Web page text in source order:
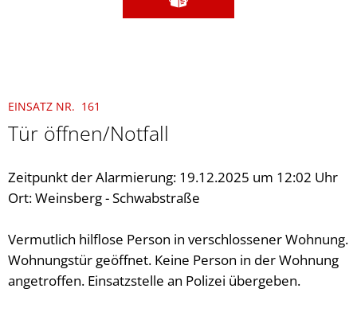
EINSATZ NR. 161
Tür öffnen/Notfall
Zeitpunkt der Alarmierung: 19.12.2025 um 12:02 Uhr
Ort: Weinsberg - Schwabstraße
Vermutlich hilflose Person in verschlossener Wohnung.
Wohnungstür geöffnet. Keine Person in der Wohnung
angetroffen. Einsatzstelle an Polizei übergeben.